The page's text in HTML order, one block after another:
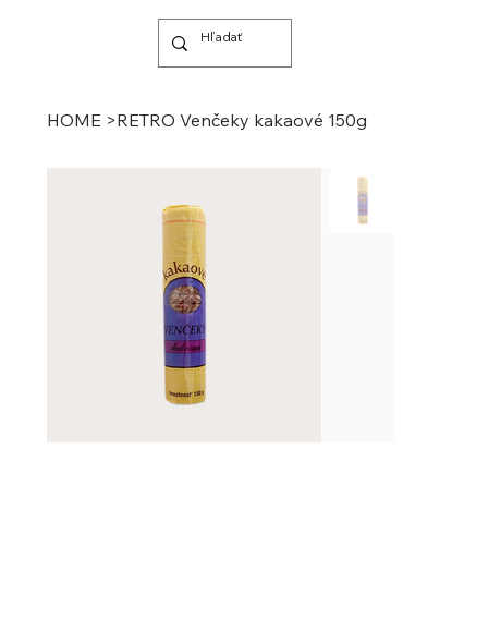
HOME >RETRO Venčeky kakaové 150g